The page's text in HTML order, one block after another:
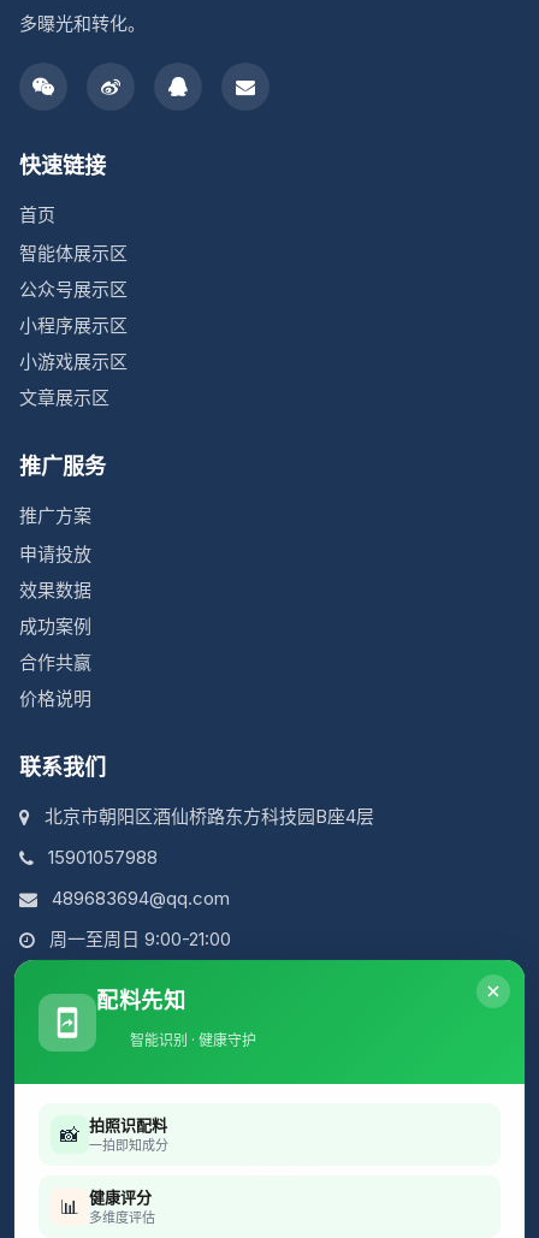
多曝光和转化。
快速链接
首页
智能体展示区
公众号展示区
小程序展示区
小游戏展示区
文章展示区
推广服务
推广方案
申请投放
效果数据
成功案例
合作共赢
价格说明
联系我们
北京市朝阳区酒仙桥路东方科技园B座4层
15901057988
489683694@qq.com
周一至周日 9:00-21:00
简说古诗
好导航
配料先知
智能识别 · 健康守护
📸 拍照识配料
一拍即知成分
📊 健康评分
多维度评估